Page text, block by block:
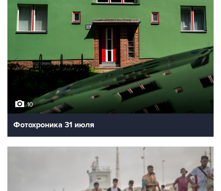
10
Фотохроника 31 июля